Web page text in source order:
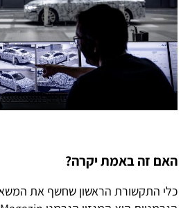
האם זה באמת יקרה?
כלי התקשורת הראשון שחשף את המשא